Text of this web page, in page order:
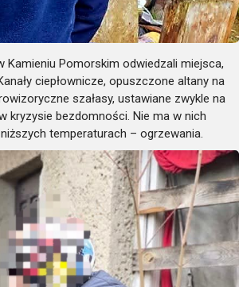
Kamieniu Pomorskim odwiedzali miejsca,
ciepłownicze, opuszczone altany na
szałasy, ustawiane zwykle na
kryzysie bezdomności. Nie ma w nich
temperaturach – ogrzewania.